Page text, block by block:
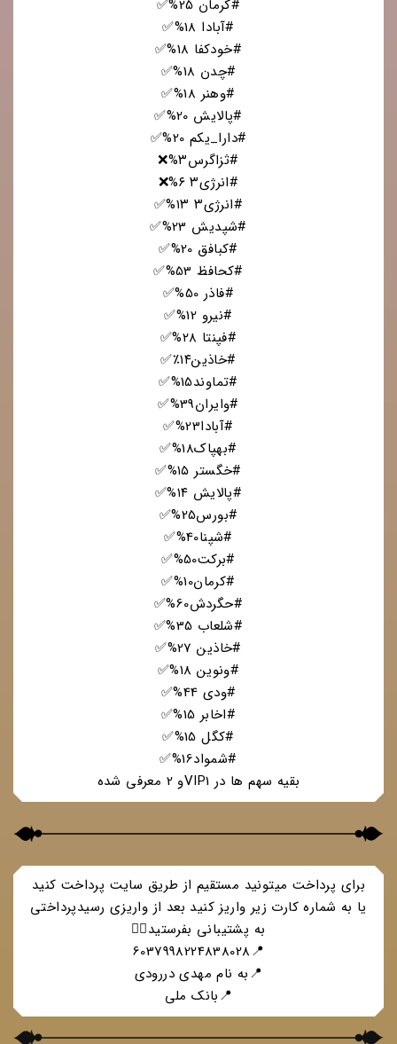
#کرمان 25%✅
#آبادا 18%✅
#خودکفا 18%✅
#چدن 18%✅
#وهنر 18%✅
#پالایش 20%✅
#دارا_یکم 20%✅
#ثزاگرس۳%❌
#انرژی۳ ۶%❌
#انرژی۳‌ ۱۳%✅
#شپدیش 23%✅
#کبافق 20%✅
#کحافظ 53%✅
#فاذر 50%✅
#نیرو 12%✅
#فپنتا ۲۸%✅
#خاذین۱۴٪✅
#تماوند15%✅
#وایران39%✅
#آبادا23%✅
#بهپاک18%✅
#خگستر ۱۵%✅
#پالایش ۱۴%✅
#بورس25%✅
#شپنا40%✅
#برکت50%✅
#کرمان10%✅
#حگردش60%✅
#شلعاب 35%✅
#خاذین 27%✅
#ونوین 18%✅
#ودی 44%✅
#اخابر 15%✅
#کگل 15%✅
#شمواد16%✅
بقیه سهم ها در VIP1و 2 معرفی شده
برای پرداخت میتونید مستقیم از طریق سایت پرداخت کنید
یا به شماره کارت زیر واریز کنید بعد از واریزی رسیدپرداختی
به پشتیبانی بفرستید👇🏻
📍6037998224838028
📍به نام مهدی دررودی
📍بانک ملی